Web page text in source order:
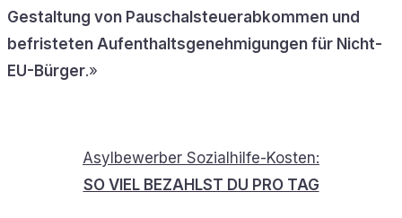
Gestaltung von Pauschalsteuerabkommen und
befristeten Aufenthaltsgenehmigungen für Nicht-
EU-Bürger.»
Asylbewerber Sozialhilfe-Kosten:
SO VIEL BEZAHLST DU PRO TAG